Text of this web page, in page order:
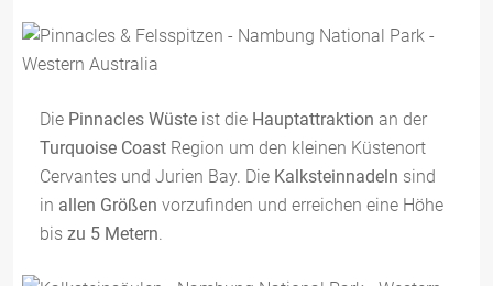
Die Pinnacles Wüste ist die Hauptattraktion an der
Turquoise Coast Region um den kleinen Küstenort
Cervantes und Jurien Bay. Die Kalksteinnadeln sind
in allen Größen vorzufinden und erreichen eine Höhe
bis zu 5 Metern